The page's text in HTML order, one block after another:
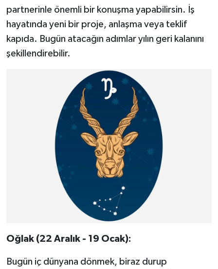
partnerinle önemli bir konuşma yapabilirsin. İş
hayatında yeni bir proje, anlaşma veya teklif
kapıda. Bugün atacağın adımlar yılın geri kalanını
şekillendirebilir.
Oğlak (22 Aralık - 19 Ocak):
Bugün iç dünyana dönmek, biraz durup